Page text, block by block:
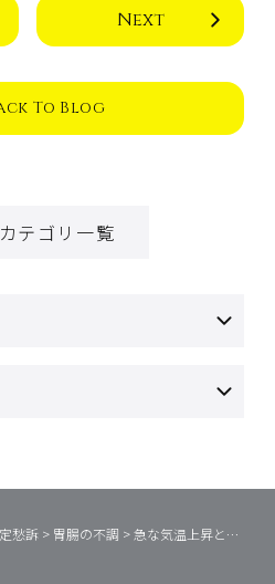
Next
To Blog
テゴリ一覧
愁訴 > 胃腸の不調 >急な気温上昇と胃腸の冷え